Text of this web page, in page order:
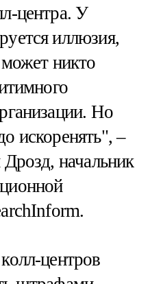
центра. У
иллюзия,
никто
Но
искоренять", –
Дрозд, начальник
центров